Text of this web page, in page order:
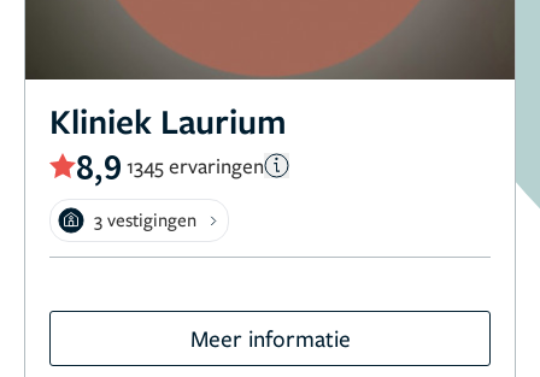
Kliniek Laurium
8,9 1345 ervaringen
3 vestigingen
Meer informatie